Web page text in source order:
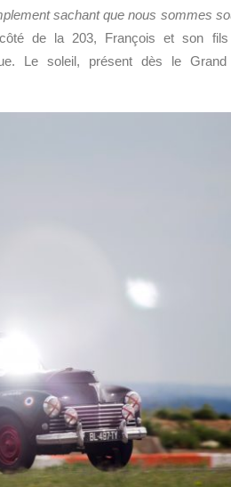
sachant que nous sommes
de la 203, François et son fils
Le soleil, présent dès le